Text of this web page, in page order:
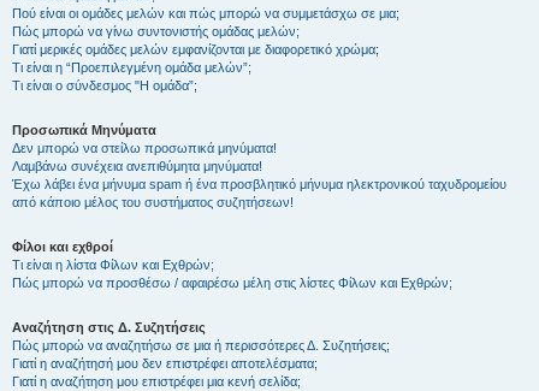
Πού είναι οι ομάδες μελών και πώς μπορώ να συμμετάσχω σε μια;
Πώς μπορώ να γίνω συντονιστής ομάδας μελών;
Γιατί μερικές ομάδες μελών εμφανίζονται με διαφορετικό χρώμα;
Τι είναι η “Προεπιλεγμένη ομάδα μελών”;
Τι είναι ο σύνδεσμος "Η ομάδα”;
Προσωπικά Μηνύματα
Δεν μπορώ να στείλω προσωπικά μηνύματα!
Λαμβάνω συνέχεια ανεπιθύμητα μηνύματα!
Έχω λάβει ένα μήνυμα spam ή ένα προσβλητικό μήνυμα ηλεκτρονικού ταχυδρομείου
από κάποιο μέλος του συστήματος συζητήσεων!
Φίλοι και εχθροί
Τι είναι η λίστα Φίλων και Εχθρών;
Πώς μπορώ να προσθέσω / αφαιρέσω μέλη στις λίστες Φίλων και Εχθρών;
Αναζήτηση στις Δ. Συζητήσεις
Πώς μπορώ να αναζητήσω σε μια ή περισσότερες Δ. Συζητήσεις;
Γιατί η αναζήτησή μου δεν επιστρέφει αποτελέσματα;
Γιατί η αναζήτηση μου επιστρέφει μια κενή σελίδα;